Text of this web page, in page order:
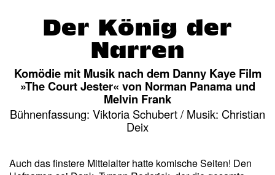
Der König der
Narren
Komödie mit Musik nach dem Danny Kaye Film
»The Court Jester« von Norman Panama und
Melvin Frank
Bühnenfassung: Viktoria Schubert / Musik: Christian
Deix
Auch das finstere Mittelalter hatte komische Seiten! Den